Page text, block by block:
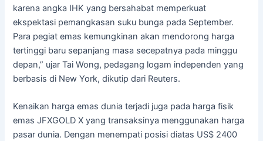
karena angka IHK yang bersahabat memperkuat
ekspektasi pemangkasan suku bunga pada September.
Para pegiat emas kemungkinan akan mendorong harga
tertinggi baru sepanjang masa secepatnya pada minggu
depan,” ujar Tai Wong, pedagang logam independen yang
berbasis di New York, dikutip dari Reuters.
Kenaikan harga emas dunia terjadi juga pada harga fisik
emas JFXGOLD X yang transaksinya menggunakan harga
pasar dunia. Dengan menempati posisi diatas US$ 2400